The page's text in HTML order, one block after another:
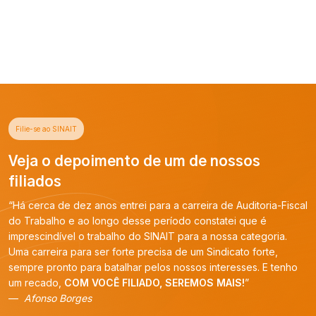
Filie-se ao SINAIT
Veja o depoimento de um de nossos
filiados
“Há cerca de dez anos entrei para a carreira de Auditoria-Fiscal
do Trabalho e ao longo desse período constatei que é
imprescindível o trabalho do SINAIT para a nossa categoria.
Uma carreira para ser forte precisa de um Sindicato forte,
sempre pronto para batalhar pelos nossos interesses. E tenho
um recado, COM VOCÊ FILIADO, SEREMOS MAIS!”
Afonso Borges